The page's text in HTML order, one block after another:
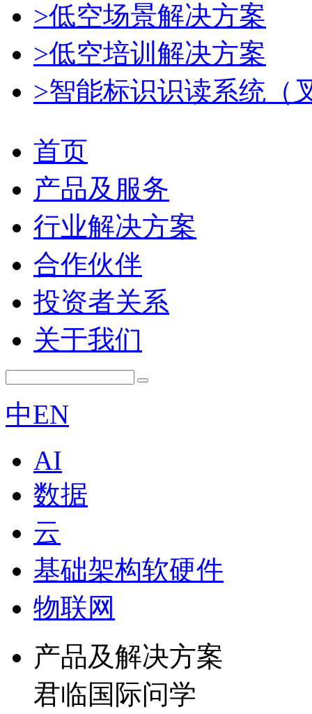
>低空场景解决方案
>低空培训解决方案
>智能标识识读系统（
首页
产品及服务
行业解决方案
合作伙伴
投资者关系
关于我们
中EN
AI
数据
云
基础架构软硬件
物联网
产品及解决方案
君临国际问学